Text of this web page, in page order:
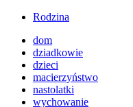
Rodzina
dom
dziadkowie
dzieci
macierzyństwo
nastolatki
wychowanie